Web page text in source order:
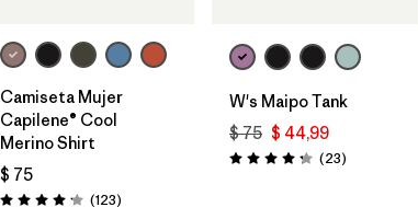
Camiseta Mujer
Capilene® Cool
Merino Shirt
$ 75
Valoración: 4.2 / 5
(123Comentarios
)
W's Maipo Tank
$ 75 $ 44,99
Valoración: 4.3 / 5
(23Comentarios
)